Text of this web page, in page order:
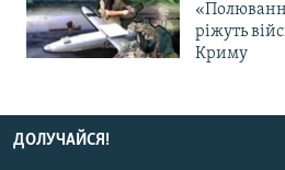
ріжуть
Криму
ДОЛУЧАЙСЯ!